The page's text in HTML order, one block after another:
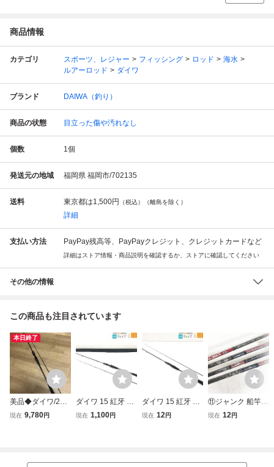
商品情報
カテゴリ スポーツ、レジャー フィッシング ロッド
海水
ルアーロッド
ダイワ
ブランド DAIWA（釣り）
商品の状態 目立った傷や汚れなし
個数 1個
発送元の地域 福岡県 福岡市/702135
送料 東京都は1,500円 （税込）（離島を除く）
詳細
支払い方法 PayPay残高等、PayPayクレジット、クレジットカードなど
詳細はストア情報・商品説明を確認するか、ストアに確認してください
その他の情報
この商品も注目されています
本日終了
美品◆ダイワ/22
紅牙X 69XHB-S◆
現在 9,780円
ダイワ 15 紅牙 X
69HB
現在 1,100円
ダイワ 15 紅牙 X
69MHB
現在 12円
⑪ジャンク 船竿
タイラバロッド 5
現在 12円